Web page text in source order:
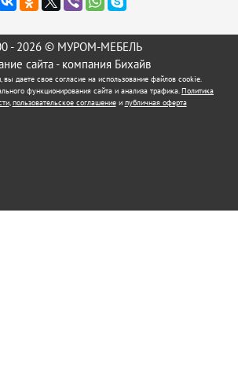
- 2026 © МУРОМ-МЕБЕЛЬ
сайта- компания Бихайв
вы даете свое согласие на использование файлов cookie.
функционирования сайта и анализа трафика.Политика
,пользовательское соглашениеи публичная оферта